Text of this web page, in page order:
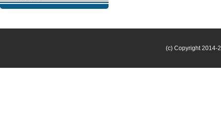
(c) Copyright 2014-